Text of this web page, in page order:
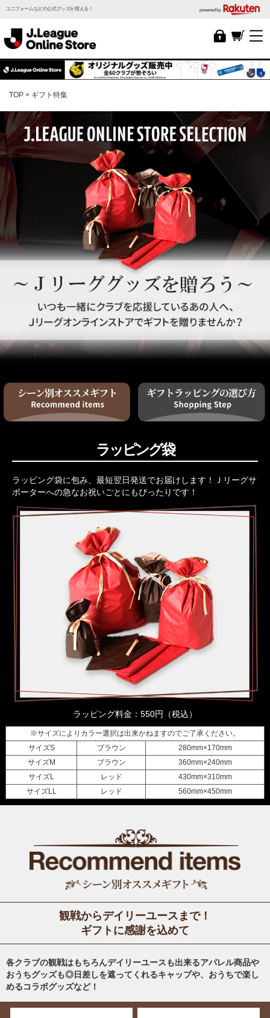
ユニフォームなどの公式グッズが買える！ powered by
TOP ギフト特集
ラッピング袋
ラッピング袋に包み、最短翌日発送でお届けします！Ｊリーグサ
ポーターへの急なお祝いごとにもぴったりです！
ラッピング料金：550円（税込）
※サイズによりカラー選択は出来かねますのでご了承ください。
サイズS
ブラウン
280mm×170mm
サイズM
ブラウン
360mm×240mm
サイズL
レッド
430mm×310mm
サイズLL
レッド 560mm×450mm
観戦からデイリーユースまで！
ギフトに感謝を込めて
各クラブの観戦はもちろんデイリーユースも出来るアパレル商品や
おうちグッズも◎日差しを遮ってくれるキャップや、おうちで楽し
めるコラボグッズなど！